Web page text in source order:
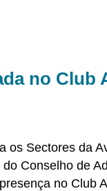
no Club
os Sectores da
Conselho de
no Club